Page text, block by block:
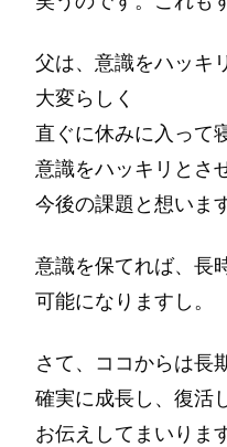
父は、意識をハッキ
大変らしく
直ぐに休みに入って
意識をハッキリとさ
今後の課題と想います
意識を保てれば、長
可能になりますし。
さて、ココからは長
確実に成長し、復活
お伝えしてまいります